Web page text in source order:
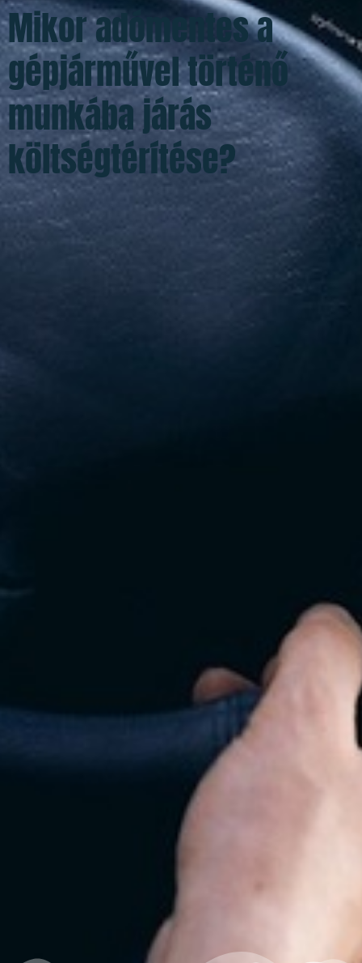
Mikor adómentes a
gépjárművel történő
munkába járás
költségtérítése?